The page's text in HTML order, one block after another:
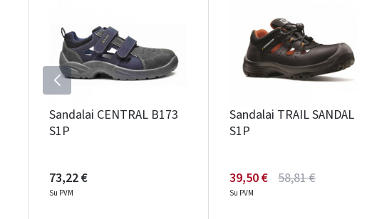
Sandalai CENTRAL B173
S1P
73,22 €
Su PVM
Sandalai TRAIL SANDAL
S1P
39,50 € 58,81 €
Su PVM